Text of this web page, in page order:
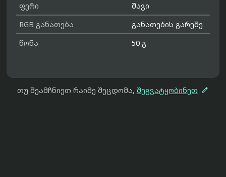
ფერი
შავი
RGB განათება
განათების გარეშე
წონა
50 გ
თუ შეამჩნიეთ რაიმე შეცდომა, შეგვატყობინეთ 